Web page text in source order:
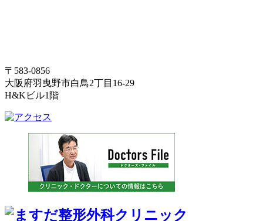
〒583-0856
大阪府羽曳野市白鳥2丁目16-29
H&Kビル1階